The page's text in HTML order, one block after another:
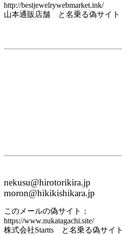
http://bestjewelrywebmarket.ink/
山本通販店舗 と名乗る偽サイト
nekusu@hirotorikira.jp
moron@hikikishikara.jp
このメールの偽サイト：
https://www.nukatagachi.site/
株式会社Startts と名乗る偽サイト